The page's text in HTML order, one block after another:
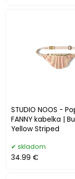
STUDIO NOOS -
FANNY kabelka |
Yellow Striped
skladom
34.99 €